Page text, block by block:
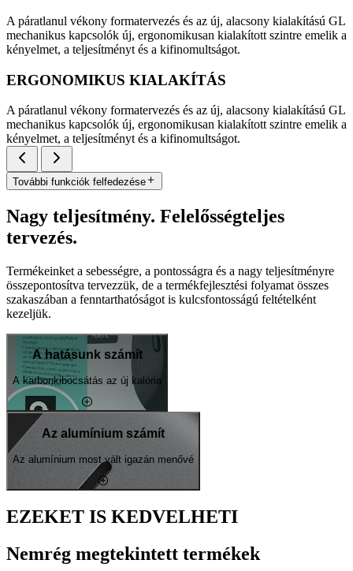
A páratlanul vékony formatervezés és az új, alacsony kialakítású GL
mechanikus kapcsolók új, ergonomikusan kialakított szintre emelik a
kényelmet, a teljesítményt és a kifinomultságot.
ERGONOMIKUS KIALAKÍTÁS
A páratlanul vékony formatervezés és az új, alacsony kialakítású GL
mechanikus kapcsolók új, ergonomikusan kialakított szintre emelik a
kényelmet, a teljesítményt és a kifinomultságot.
További funkciók felfedezése
Nagy teljesítmény. Felelősségteljes
tervezés.
Termékeinket a sebességre, a pontosságra és a nagy teljesítményre
összepontosítva tervezzük, de a termékfejlesztési folyamat összes
szakaszában a fenntarthatóságot is kulcsfontosságú feltételként
kezeljük.
A hatásunk számít
A karbonkibocsátás az új kalória
Az alumínium számít
Az alumínium most vált igazán menővé
EZEKET IS KEDVELHETI
Nemrég megtekintett termékek